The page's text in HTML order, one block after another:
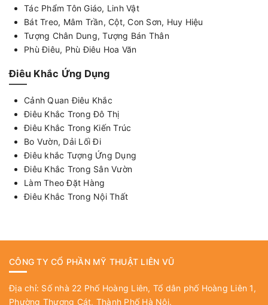
Tác Phẩm Tôn Giáo, Linh Vật
Bát Treo, Mâm Trần, Cột, Con Sơn, Huy Hiệu
Tượng Chân Dung, Tượng Bán Thân
Phù Điêu, Phù Điêu Hoa Văn
Điêu Khắc Ứng Dụng
Cảnh Quan Điêu Khắc
Điêu Khắc Trong Đô Thị
Điêu Khắc Trong Kiến Trúc
Bo Vườn, Dải Lối Đi
Điêu khắc Tượng Ứng Dụng
Điêu Khắc Trong Sân Vườn
Làm Theo Đặt Hàng
Điêu Khắc Trong Nội Thất
CÔNG TY CỔ PHẦN MỸ THUẬT LIÊN VŨ
Địa chỉ: Số nhà 22 Phố Hoàng Liên, Tổ dân phố Hoàng Liên 1,
Phường Thượng Cát, Thành Phố Hà Nội.